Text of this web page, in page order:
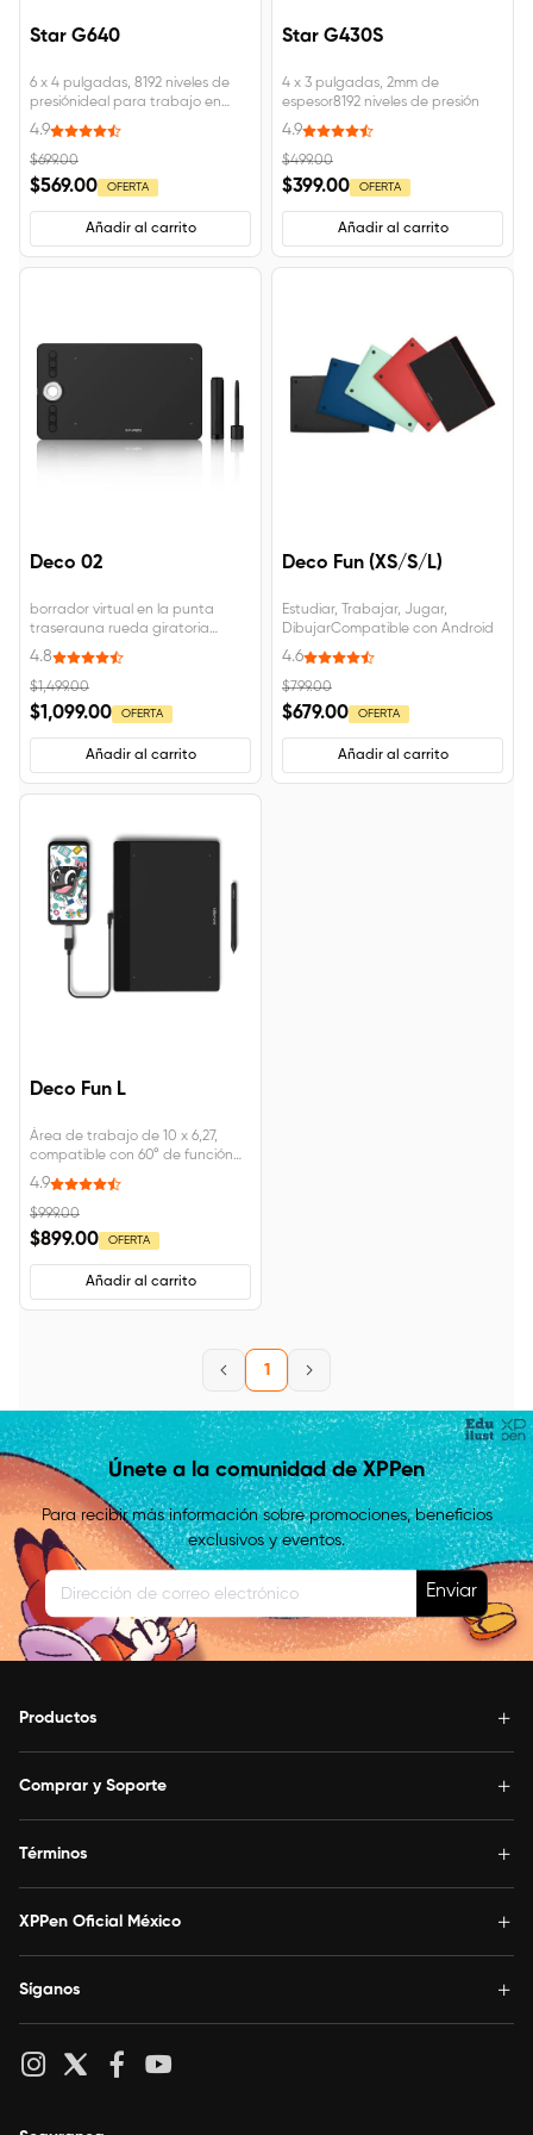
Star G640
6 x 4 pulgadas, 8192 niveles de
presiónideal para trabajo en
línea
4.9
$699.00
$569.00 OFERTA
Añadir al carrito
Star G430S
4 x 3 pulgadas, 2mm de
espesor8192 niveles de presión
4.9
$499.00
$399.00 OFERTA
Añadir al carrito
Deco 02
borrador virtual en la punta
traserauna rueda giratoria
colgable, 10 x 5.63 pulgadas
4.8
$1,499.00
$1,099.00 OFERTA
Añadir al carrito
Deco Fun (XS/S/L)
Estudiar, Trabajar, Jugar,
DibujarCompatible con Android
4.6
$799.00
$679.00 OFERTA
Añadir al carrito
Deco Fun L
Área de trabajo de 10 x 6,27,
compatible con 60° de función
de inclinaciónCompatible con
Windows® 10/8/7 (32/64 bits),
MAC OS X® 10.10 y superior,
Android 6.0 y superior
4.9
$999.00
$899.00 OFERTA
Añadir al carrito
1
Únete a la comunidad de XPPen
Para recibir más información sobre promociones, beneficios
exclusivos y eventos.
Enviar
Productos
Comprar y Soporte
Términos
XPPen Oficial México
Síganos